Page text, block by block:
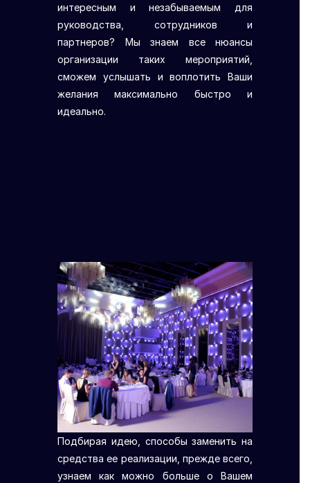
интересным и незабываемым для
руководства, сотрудников и
партнеров? Мы знаем все нюансы
организации таких мероприятий,
сможем услышать и воплотить Ваши
желания максимально быстро и
идеально.
Подбирая идею, способы заменить на
средства ее реализации, прежде всего,
узнаем как можно больше о Вашем